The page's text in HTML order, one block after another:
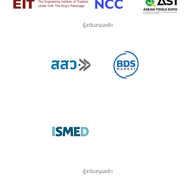
ผู้สนับสนุนหลัก
ผู้สนับสนุนหลัก